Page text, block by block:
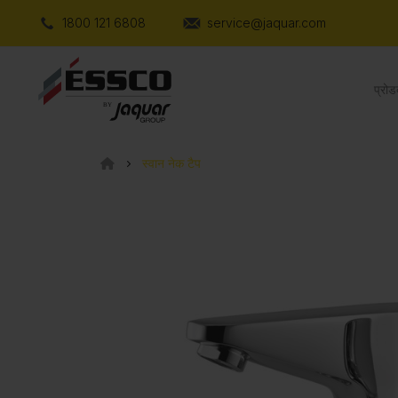
1800 121 6808 service@jaquar.com
स्वान नेक टैप